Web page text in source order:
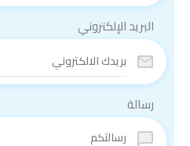
البريد الإلكتروني
رسالة